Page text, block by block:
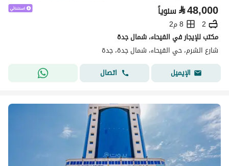
⃁48,000 سنوياً
2
8 م2
مكتب للإيجار في الفيحاء، شمال جدة
شارع الشرم، حي الفيحاء، شمال جدة، جدة
الإيميل
اتصال